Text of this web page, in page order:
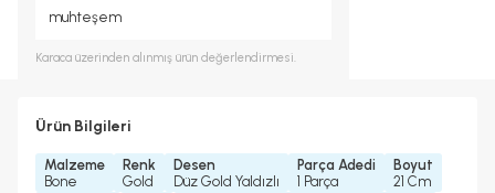
muhteşem
Karaca üzerinden alınmış ürün değerlendirmesi.
Ürün Bilgileri
Malzeme
Bone
Renk
Gold
Desen
Düz Gold Yaldızlı
Parça Adedi
1 Parça
Boyut
21 Cm